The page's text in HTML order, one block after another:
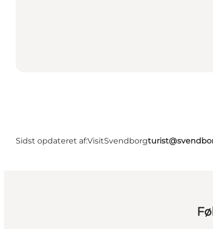
Sidst opdateret af:VisitSvendborg